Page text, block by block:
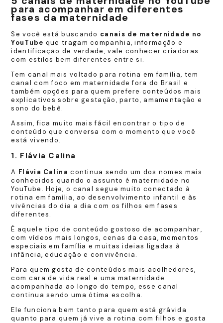
para acompanhar em diferentes
fases da maternidade
Se você está buscando canais de maternidade no
YouTube que tragam companhia, informação e
identificação de verdade, vale conhecer criadoras
com estilos bem diferentes entre si.
Tem canal mais voltado para rotina em família, tem
canal com foco em maternidade fora do Brasil e
também opções para quem prefere conteúdos mais
explicativos sobre gestação, parto, amamentação e
sono do bebê.
Assim, fica muito mais fácil encontrar o tipo de
conteúdo que conversa com o momento que você
está vivendo.
1. Flávia Calina
A Flávia Calina continua sendo um dos nomes mais
conhecidos quando o assunto é maternidade no
YouTube. Hoje, o canal segue muito conectado à
rotina em família, ao desenvolvimento infantil e às
vivências do dia a dia com os filhos em fases
diferentes.
É aquele tipo de conteúdo gostoso de acompanhar,
com vídeos mais longos, cenas da casa, momentos
especiais em família e muitas ideias ligadas à
infância, educação e convivência.
Para quem gosta de conteúdos mais acolhedores,
com cara de vida real e uma maternidade
acompanhada ao longo do tempo, esse canal
continua sendo uma ótima escolha.
Ele funciona bem tanto para quem está grávida
quanto para quem já vive a rotina com filhos e gosta